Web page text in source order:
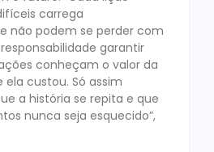
carrega
não podem se perder com
garantir
conheçam o valor da
custou. Só assim
a história se repita e que
nunca seja esquecido”,